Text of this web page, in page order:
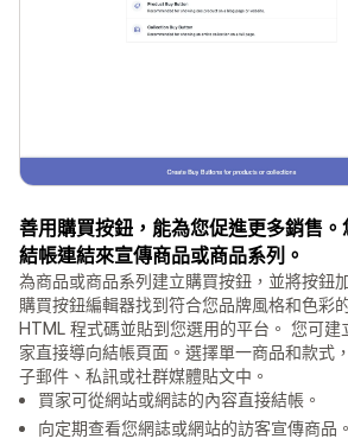
善用購買按鈕，能為您促進更多銷售
結帳連結來宣傳商品或商品系列。
為商品或商品系列建立購買按鈕，並將按鈕
購買按鈕編輯器找到符合您品牌風格和色彩
HTML 程式碼並貼到您選用的平台。 您可建
家直接導向結帳頁面。選擇單一商品和款式
子郵件、私訊或社群媒體貼文中。
買家可從網站或網誌的內容直接結帳。
向定期查看您網誌或網站的訪客宣傳商品。